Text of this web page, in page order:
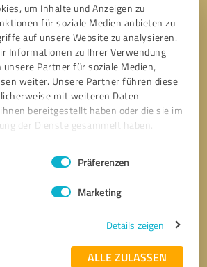
um Inhalte und Anzeigen zu
für soziale Medien anbieten zu
auf unsere Website zu analysieren.
Informationen zu Ihrer Verwendung
unsere Partner für soziale Medien,
weiter. Unsere Partner führen diese
mit weiteren Daten
bereitgestellt haben oder die sie im
der Dienste gesammelt haben.
Präferenzen
Marketing
Details zeigen
ALLE ZULASSEN
* Erforderliche Angaben